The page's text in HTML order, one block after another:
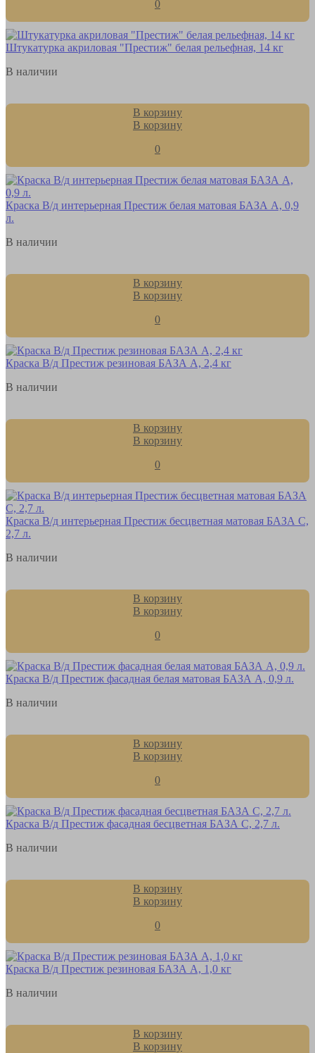
0
Штукатурка акриловая "Престиж" белая рельефная, 14 кг
В наличии
В корзину
В корзину
0
Краска В/д интерьерная Престиж белая матовая БАЗА А, 0,9
л.
В наличии
В корзину
В корзину
0
Краска В/д Престиж резиновая БАЗА А, 2,4 кг
В наличии
В корзину
В корзину
0
Краска В/д интерьерная Престиж бесцветная матовая БАЗА С,
2,7 л.
В наличии
В корзину
В корзину
0
Краска В/д Престиж фасадная белая матовая БАЗА А, 0,9 л.
В наличии
В корзину
В корзину
0
Краска В/д Престиж фасадная бесцветная БАЗА С, 2,7 л.
В наличии
В корзину
В корзину
0
Краска В/д Престиж резиновая БАЗА А, 1,0 кг
В наличии
В корзину
В корзину